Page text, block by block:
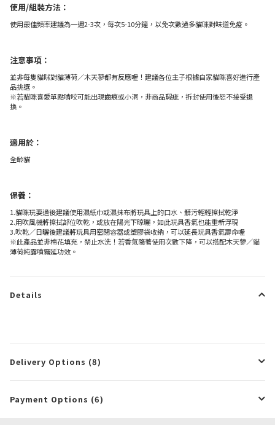
使用/組裝方法：
使用最佳頻率建議為一週2-3次，每次5-10分鐘，以免次數過多貓咪對味道免疫。
注意事項：
並非每隻貓咪對貓薄荷／木天蓼都有反應喔！建議各位主子根據自家貓咪喜好進行產
品挑選。
※若貓咪喜愛單點啃咬可能出現齒痕或小洞，非商品瑕疵，拆封使用後恕不接受退
換。
適用於：
全齡貓
保養：
1.貓咪玩耍過後建議使用濕紙巾或濕抹布將玩具上的口水、髒污輕輕擦拭乾淨
2.用吹風機將擦拭部位吹乾，或放在陽光下晾曬，如此玩具香氣也能重新浮現
3.吹乾／日曬後建議將玩具用密閉容器或塑膠袋收納，可以延長玩具香氣壽命喔
※此產品並非棉花填充，禁止水洗！若香氣隨著使用次數下降，可以搭配木天蓼／貓
薄荷純露噴霧延功效。
Details
Delivery Options (8)
Payment Options (6)